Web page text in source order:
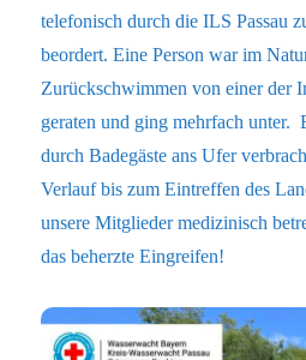
telefonisch durch die ILS Passau
beordert. Eine Person war im
Zurückschwimmen von einer der
geraten und ging mehrfach unter.
durch Badegäste ans Ufer
Verlauf bis zum Eintreffen des
unsere Mitglieder medizinisch
das beherzte Eingreifen!